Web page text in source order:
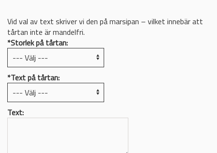
Vid val av text skriver vi den på marsipan – vilket innebär att
tårtan inte är mandelfri.
*Storlek på tårtan:
*Text på tårtan:
Text: